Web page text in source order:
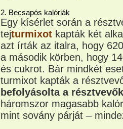
2. Becsapós kalóriák
Egy kísérlet során a
tejturmixot kapták két
azt írták az italra, hogy
a második körben, hogy
és cukrot. Bár mindkét
turmixot kapták a
befolyásolta a
háromszor magasabb
mint sovány párját –